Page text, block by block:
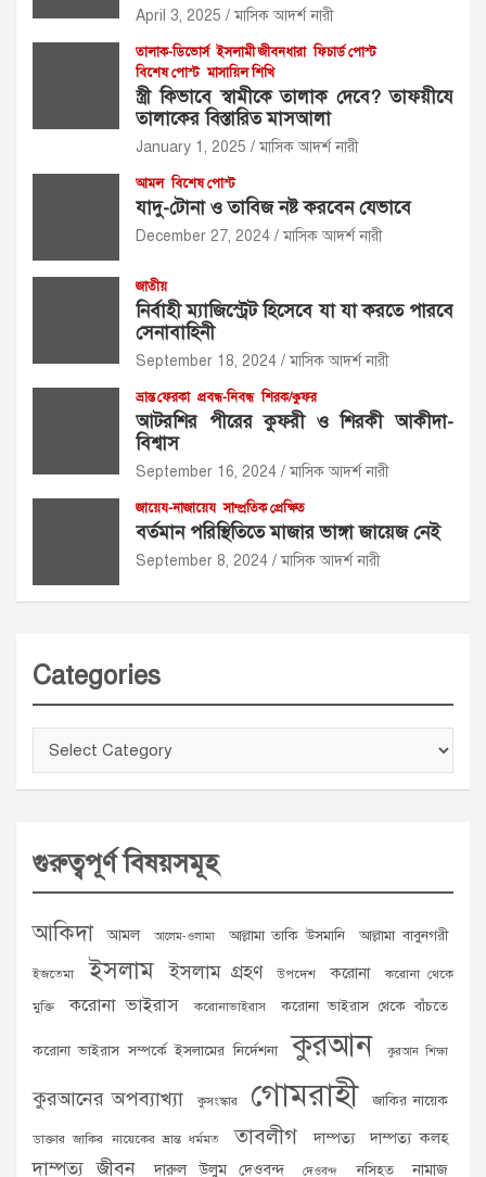
April 3, 2025 মাসিক আদর্শ নারী
তালাক-ডিভোর্স ইসলামী জীবনধারা ফিচার্ড পোস্ট
বিশেষ পোস্ট মাসায়িল শিখি
স্ত্রী কিভাবে স্বামীকে তালাক দেবে? তাফয়ীযে
তালাকের বিস্তারিত মাসআলা
January 1, 2025 মাসিক আদর্শ নারী
আমল বিশেষ পোস্ট
যাদু-টোনা ও তাবিজ নষ্ট করবেন যেভাবে
December 27, 2024 মাসিক আদর্শ নারী
জাতীয়
নির্বাহী ম্যাজিস্ট্রেট হিসেবে যা যা করতে পারবে
সেনাবাহিনী
September 18, 2024 মাসিক আদর্শ নারী
ভ্রান্ত ফেরকা প্রবন্ধ-নিবন্ধ শিরক/কুফর
আটরশির পীরের কুফরী ও শিরকী আকীদা-
বিশ্বাস
September 16, 2024 মাসিক আদর্শ নারী
জায়েয-নাজায়েয সাম্প্রতিক প্রেক্ষিত
বর্তমান পরিস্থিতিতে মাজার ভাঙ্গা জায়েজ নেই
September 8, 2024 মাসিক আদর্শ নারী
Categories
Categories
গুরুত্বপূর্ণ বিষয়সমূহ
আকিদা আমল আলেম-ওলামা আল্লামা তাকি উসমানি আল্লামা বাবুনগরী
ইজতেমা ইসলাম ইসলাম গ্রহণ উপদেশ করোনা করোনা থেকে
মুক্তি করোনা ভাইরাস করোনাভাইরাস করোনা ভাইরাস থেকে বাঁচতে
করোনা ভাইরাস সম্পর্কে ইসলামের নির্দেশনা কুরআন কুরআন শিক্ষা
কুরআনের অপব্যাখ্যা কুসংস্কার গোমরাহী জাকির নায়েক
ডাক্তার জাকির নায়েকের ভ্রান্ত ধর্মমত তাবলীগ দাম্পত্য দাম্পত্য কলহ
দাম্পত্য জীবন দারুল উলুম দেওবন্দ দেওবন্দ নসিহত নামাজ